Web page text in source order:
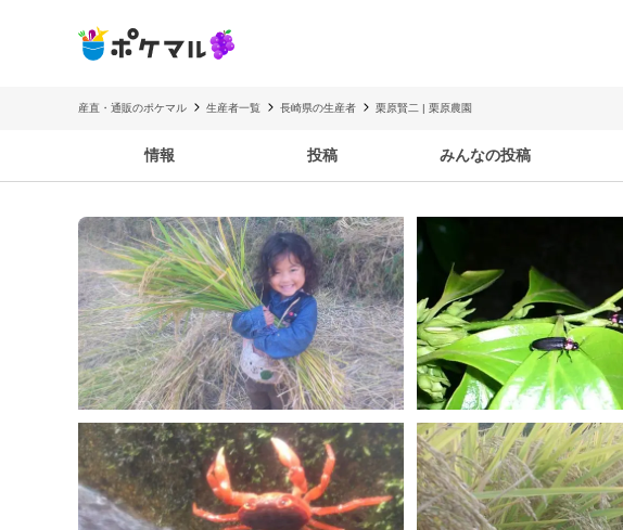
産直・通販のポケマル 生産者一覧 長崎県の生産者 栗原賢二 | 栗原農園
情報 投稿 みんなの投稿